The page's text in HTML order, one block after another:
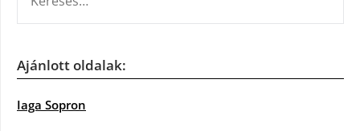
Ajánlott oldalak:
Iaga Sopron